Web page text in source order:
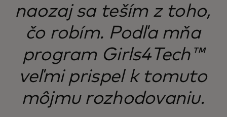
naozaj sa teším z toho,
čo robím. Podľa mňa
program Girls4Tech™
veľmi prispel k tomuto
môjmu rozhodovaniu.